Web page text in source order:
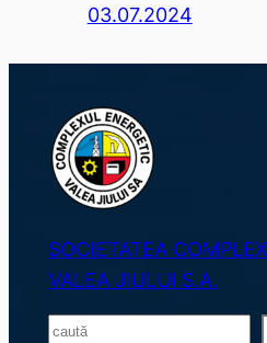
03.07.2024
SOCIETATEA
VALEA JIULUI S.A.
S